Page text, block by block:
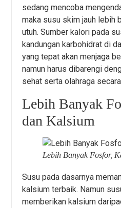
sedang mencoba
maka susu skim jauh lebih
utuh. Sumber kalori pada
kandungan karbohidrat di
yang tepat akan menjaga
namun harus dibarengi
sehat serta olahraga
Lebih Banyak
dan Kalsium
Lebih Banyak Fosfor,
Susu pada dasarnya
kalsium terbaik. Namun
memberikan kalsium